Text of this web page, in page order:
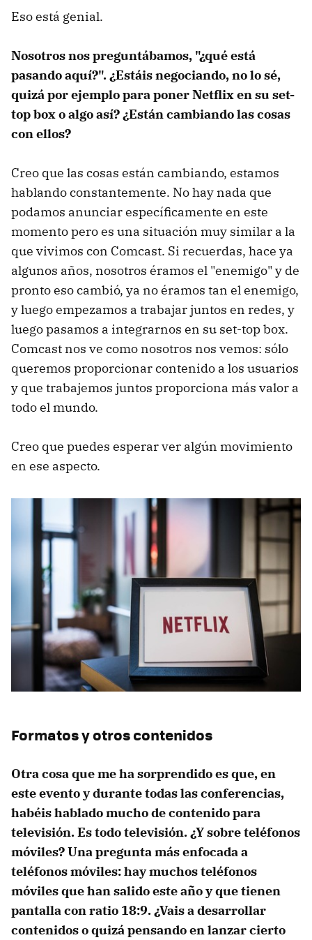
Eso está genial.
Nosotros nos preguntábamos, "¿qué está
pasando aquí?". ¿Estáis negociando, no lo sé,
quizá por ejemplo para poner Netflix en su set-
top box o algo así? ¿Están cambiando las cosas
con ellos?
Creo que las cosas están cambiando, estamos
hablando constantemente. No hay nada que
podamos anunciar específicamente en este
momento pero es una situación muy similar a la
que vivimos con Comcast. Si recuerdas, hace ya
algunos años, nosotros éramos el "enemigo" y de
pronto eso cambió, ya no éramos tan el enemigo,
y luego empezamos a trabajar juntos en redes, y
luego pasamos a integrarnos en su set-top box.
Comcast nos ve como nosotros nos vemos: sólo
queremos proporcionar contenido a los usuarios
y que trabajemos juntos proporciona más valor a
todo el mundo.
Creo que puedes esperar ver algún movimiento
en ese aspecto.
Formatos y otros contenidos
Otra cosa que me ha sorprendido es que, en
este evento y durante todas las conferencias,
habéis hablado mucho de contenido para
televisión. Es todo televisión. ¿Y sobre teléfonos
móviles? Una pregunta más enfocada a
teléfonos móviles: hay muchos teléfonos
móviles que han salido este año y que tienen
pantalla con ratio 18:9. ¿Vais a desarrollar
contenidos o quizá pensando en lanzar cierto